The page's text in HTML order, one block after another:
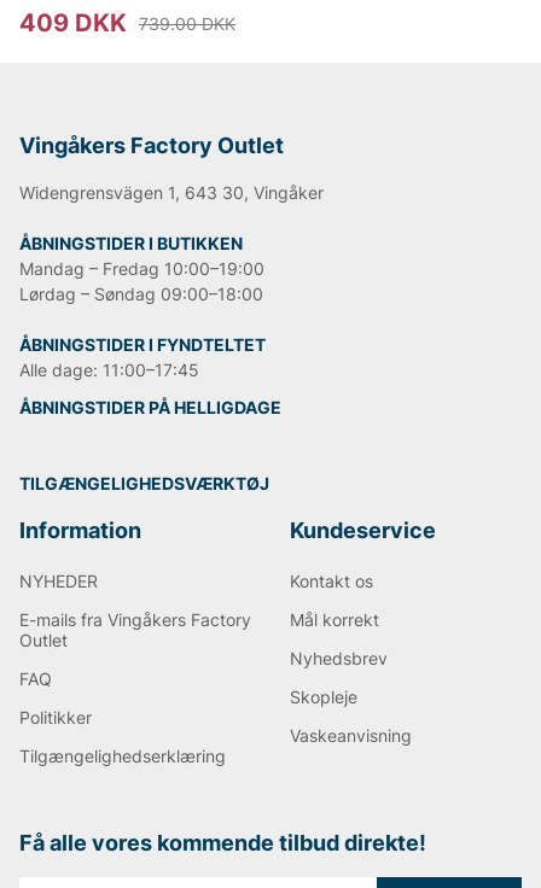
409 DKK 739.00 DKK
Vingåkers Factory Outlet
Widengrensvägen 1, 643 30, Vingåker
ÅBNINGSTIDER I BUTIKKEN
Mandag – Fredag 10:00–19:00
Lørdag – Søndag 09:00–18:00
ÅBNINGSTIDER I FYNDTELTET
Alle dage: 11:00–17:45
ÅBNINGSTIDER PÅ HELLIGDAGE
TILGÆNGELIGHEDSVÆRKTØJ
Information
NYHEDER
E-mails fra Vingåkers Factory
Outlet
FAQ
Politikker
Tilgængelighedserklæring
Kundeservice
Kontakt os
Mål korrekt
Nyhedsbrev
Skopleje
Vaskeanvisning
Få alle vores kommende tilbud direkte!